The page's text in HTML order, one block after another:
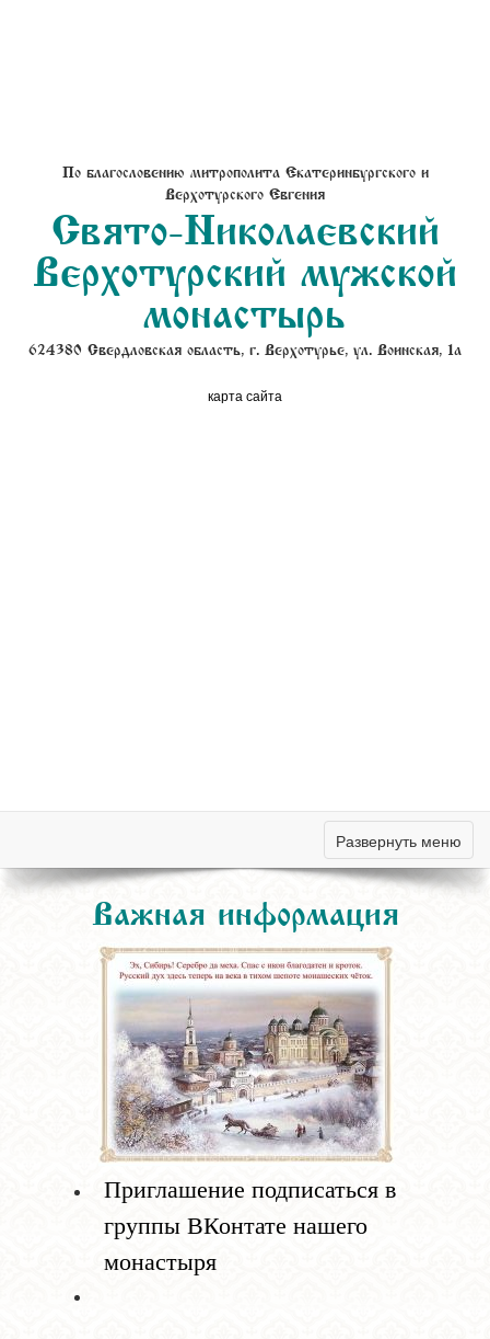
По благословению митрополита Екатеринбургского и
Верхотурского Евгения
Свято-Николаевский
Верхотурский мужской
монастырь
624380 Свердловская область, г. Верхотурье, ул. Воинская, 1а
карта сайта
Развернуть меню
Важная информация
Приглашение подписаться в
группы ВКонтате нашего
монастыря